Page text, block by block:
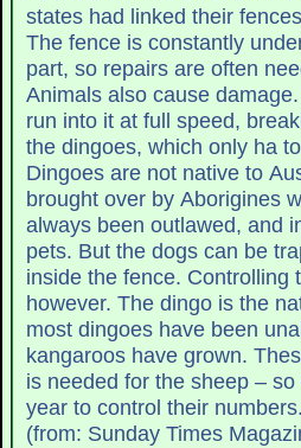
states had linked their
The fence is constantly
part, so repairs are often
Animals also cause
run into it at full speed,
the dingoes, which only ha
Dingoes are not native to
brought over by Aborigines
always been outlawed, and
pets. But the dogs can be
inside the fence. Controlling
however. The dingo is the
most dingoes have been
kangaroos have grown.
is needed for the sheep –
year to control their
(from: Sunday Times